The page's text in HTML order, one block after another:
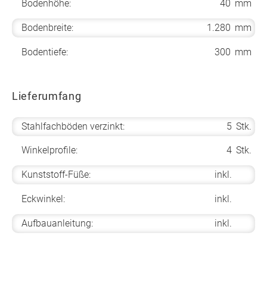
Bodenhöhe: 40 mm
Bodenbreite: 1.280 mm
Bodentiefe: 300 mm
Lieferumfang
Stahlfachböden verzinkt: 5 Stk.
Winkelprofile: 4 Stk.
Kunststoff-Füße: inkl.
Eckwinkel: inkl.
Aufbauanleitung: inkl.